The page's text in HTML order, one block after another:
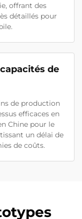
offrant des
détaillés pour
de
de production
efficaces en
Chine pour le
un délai de
de coûts.